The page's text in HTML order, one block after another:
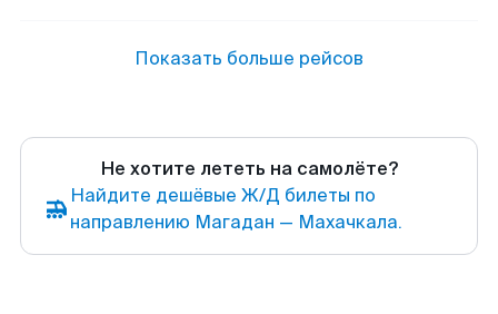
Показать больше рейсов
Не хотите лететь на самолёте?
Найдите дешёвые Ж/Д билеты по
направлению Магадан — Махачкала.